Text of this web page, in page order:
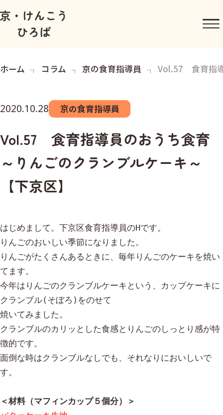
ホーム コラム 京の食育指導員 Vol.57 食育指導
2020.10.28 京の食育指導員
Vol.57 食育指導員のおうち食育
～りんごのクランブルケーキ～
【下京区】
はじめまして。下京区食育指導員のHです。
りんごのおいしい季節になりました。
りんごがたくさんあるときに、毎年りんごのケーキを焼い
てます。
今年はりんごのクランブルケーキという、カップケーキに
クランブル(そぼろ)をのせて
焼いてみました。
クランブルのカリッとした食感とりんごのしっとり感が特
徴的です。
面倒な時はクランブルなしでも、それなりにおいしいで
す。